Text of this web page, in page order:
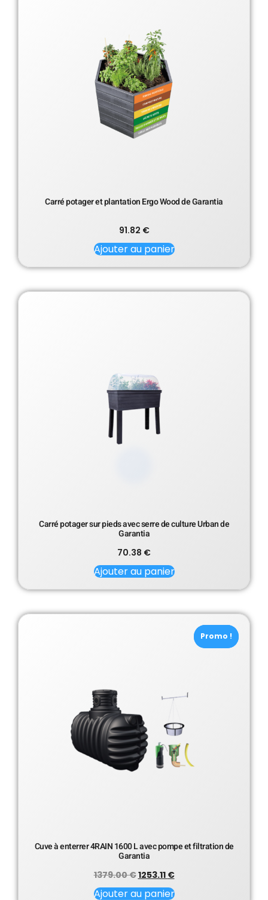
Carré potager et plantation Ergo Wood de Garantia
91.82 €
Ajouter au panier
Carré potager sur pieds avec serre de culture Urban de
Garantia
70.38 €
Ajouter au panier
Promo !
Promo !
Cuve à enterrer 4RAIN 1600 L avec pompe et filtration de
Garantia
1379.00€1253.11 €
Ajouter au panier